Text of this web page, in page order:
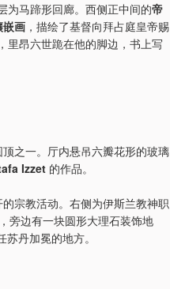
为马蹄形回廊。西侧正中间的帝
嵌画 ，描绘了基督向拜占庭皇帝赐
里昂六世跪在他的脚边，书上写
之一。厅内悬吊六瓣花形的玻璃
Izzet 的作品。
的宗教活动。右侧为伊斯兰教神职
旁边有一块圆形大理石装饰地
丹加冕的地方。